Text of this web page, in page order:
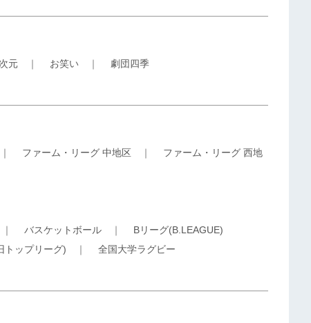
元 ｜ お笑い ｜ 劇団四季
ファーム・リーグ 中地区 ｜ ファーム・リーグ 西地
バスケットボール ｜ Bリーグ(B.LEAGUE)
トップリーグ) ｜ 全国大学ラグビー